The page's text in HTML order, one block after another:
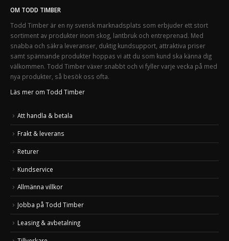
OM TODD TIMBER
Todd Timber är en ny svensk marknadsplats som erbjuder ett stort
sortiment av produkter inom skog, lantbruk och entreprenad. Med
snabba och säkra leveranser, duktig kundsupport, attraktiva priser
samt spännande produkter hoppas vi att du som kund ska känna dig
välkommen. Todd Timber växer snabbt och vi fyller varje vecka på med
nya produkter, så besök oss ofta.
Läs mer om Todd Timber
Att handla & betala
Frakt & leverans
Returer
Kundservice
Allmänna villkor
Jobba på Todd Timber
Leasing & avbetalning